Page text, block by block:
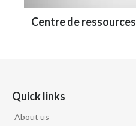
Centre de ressources
Quick links
About us